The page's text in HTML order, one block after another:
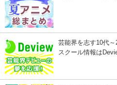
芸能界を志す10代
スクール情報は